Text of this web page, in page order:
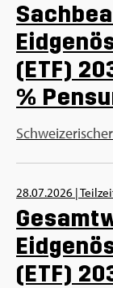
(ETF)
%
28.07.2026 |
(ETF)